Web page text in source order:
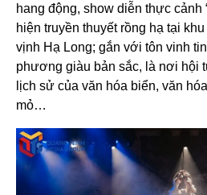
hang động, show diễn thực cảnh
hiện truyền thuyết rồng hạ tại
vịnh Hạ Long; gắn với tôn vinh
phương giàu bản sắc, là nơi hội
lịch sử của văn hóa biển, văn
mỏ…